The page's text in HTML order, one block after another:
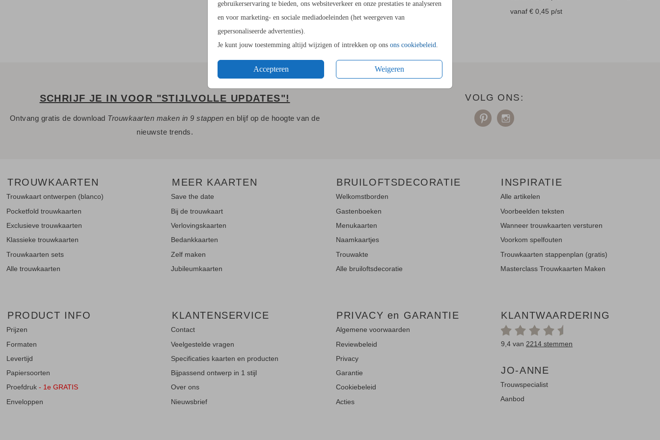
gebruikerservaring te bieden, ons websiteverkeer en onze prestaties te analyseren
en voor marketing- en sociale mediadoeleinden (het weergeven van
gepersonaliseerde advertenties).
Je kunt jouw toestemming altijd wijzigen of intrekken op ons ons cookiebeleid.
Accepteren Weigeren
vanaf € 0,45 p/st
SCHRIJF JE IN VOOR "STIJLVOLLE UPDATES"!
Ontvang gratis de download Trouwkaarten maken in 9 stappen en blijf op de hoogte van de
nieuwste trends.
VOLG ONS:
TROUWKAARTEN
Trouwkaart ontwerpen (blanco)
Pocketfold trouwkaarten
Exclusieve trouwkaarten
Klassieke trouwkaarten
Trouwkaarten sets
Alle trouwkaarten
MEER KAARTEN
Save the date
Bij de trouwkaart
Verlovingskaarten
Bedankkaarten
Zelf maken
Jubileumkaarten
BRUILOFTSDECORATIE
Welkomstborden
Gastenboeken
Menukaarten
Naamkaartjes
Trouwakte
Alle bruiloftsdecoratie
INSPIRATIE
Alle artikelen
Voorbeelden teksten
Wanneer trouwkaarten versturen
Voorkom spelfouten
Trouwkaarten stappenplan (gratis)
Masterclass Trouwkaarten Maken
PRODUCT INFO
Prijzen
Formaten
Levertijd
Papiersoorten
Proefdruk- 1e GRATIS
Enveloppen
KLANTENSERVICE
Contact
Veelgestelde vragen
Specificaties kaarten en producten
Bijpassend ontwerp in 1 stijl
Over ons
Nieuwsbrief
PRIVACY en GARANTIE
Algemene voorwaarden
Reviewbeleid
Privacy
Garantie
Cookiebeleid
Acties
KLANTWAARDERING
9,4 van 2214 stemmen
JO-ANNE
Trouwspecialist
Aanbod